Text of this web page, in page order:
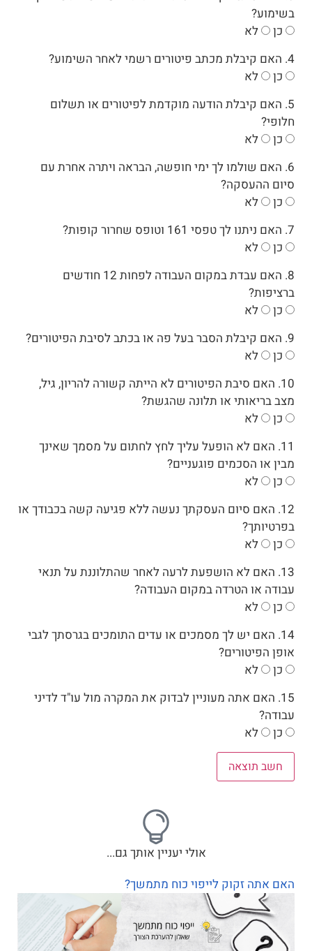
בשימוע?
כן
לא
4. האם קיבלת מכתב פיטורים רשמי לאחר השימוע?
כן
לא
5. האם קיבלת הודעה מוקדמת לפיטורים או תשלום
חלופי?
כן
לא
6. האם שולמו לך ימי חופשה, הבראה ויתרה אחרת עם
סיום ההעסקה?
כן
לא
7. האם ניתנו לך טפסי 161 וטופס שחרור קופות?
כן
לא
8. האם עבדת במקום העבודה לפחות 12 חודשים
ברציפות?
כן
לא
9. האם קיבלת הסבר בעל פה או בכתב לסיבת הפיטורים?
כן
לא
10. האם סיבת הפיטורים לא הייתה קשורה להריון, גיל,
מצב בריאותי או תלונה שהגשת?
כן
לא
11. האם לא הופעל עליך לחץ לחתום על מסמך שאינך
מבין או הסכמים פוגעניים?
כן
לא
12. האם סיום העסקתך נעשה ללא פגיעה קשה בכבודך או
בפרטיותך?
כן
לא
13. האם לא הושפעת לרעה לאחר שהתלוננת על תנאי
עבודה או הטרדה במקום העבודה?
כן
לא
14. האם יש לך מסמכים או עדים התומכים בגרסתך לגבי
אופן הפיטורים?
כן
לא
15. האם אתה מעוניין לבדוק את המקרה מול עו"ד לדיני
עבודה?
כן
לא
חשב תוצאה
אולי יעניין אותך גם...
האם אתה זקוק לייפוי כוח מתמשך?